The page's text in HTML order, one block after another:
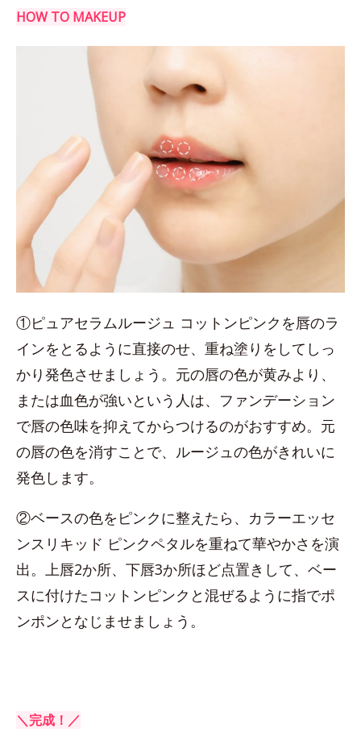
HOW TO MAKEUP
①ピュアセラムルージュ コットンピンクを唇のラ
インをとるように直接のせ、重ね塗りをしてしっ
かり発色させましょう。元の唇の色が黄みより、
または血色が強いという人は、ファンデーション
で唇の色味を抑えてからつけるのがおすすめ。元
の唇の色を消すことで、ルージュの色がきれいに
発色します。
②ベースの色をピンクに整えたら、カラーエッセ
ンスリキッド ピンクペタルを重ねて華やかさを演
出。上唇2か所、下唇3か所ほど点置きして、ベー
スに付けたコットンピンクと混ぜるように指でポ
ンポンとなじませましょう。
＼完成！／